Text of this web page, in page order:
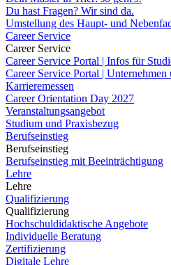
Du hast Fragen? Wir sind da.
Umstellung des Haupt- und
Career Service
Career Service
Career Service Portal | Infos für
Career Service Portal | Unternehmen
Karrieremessen
Career Orientation Day 2027
Veranstaltungsangebot
Studium und Praxisbezug
Berufseinstieg
Berufseinstieg
Berufseinstieg mit Beeinträchtigung
Lehre
Lehre
Qualifizierung
Qualifizierung
Hochschuldidaktische Angebote
Individuelle Beratung
Zertifizierung
Digitale Lehre